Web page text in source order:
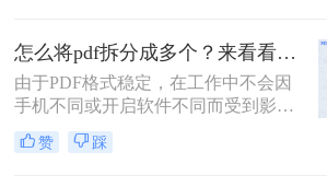
些常用的方法，帮助您轻松实现将一
个PDF拆成两部分的目标。
怎么将pdf拆分成多个？来看看这几个PDF拆分方法！
由于PDF格式稳定，在工作中不会因
手机不同或开启软件不同而受到影
响，因此我们经常使用PDF来传输文
件。但是，经常会遇到一种情况，需
赞 踩